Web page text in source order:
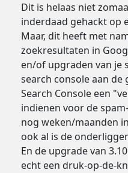
Dit is helaas niet
inderdaad gehackt op
Maar, dit heeft met
zoekresultaten in
en/of upgraden van je
search console aan de
Search Console een
indienen voor de
nog weken/maanden
ook al is de
En de upgrade van
echt een druk-op-de-